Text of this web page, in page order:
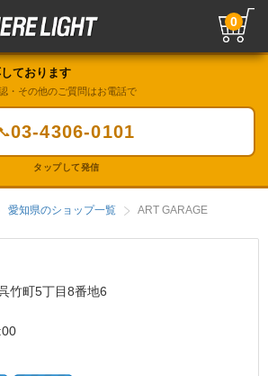
0
ております
・その他のご質問はお電話で
📞03-4306-0101
タップして発信
愛知県のショップ一覧 ART GARAGE
竹町5丁目8番地6